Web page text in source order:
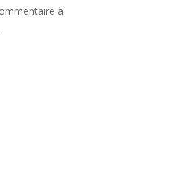
la part de marché du végétal
à